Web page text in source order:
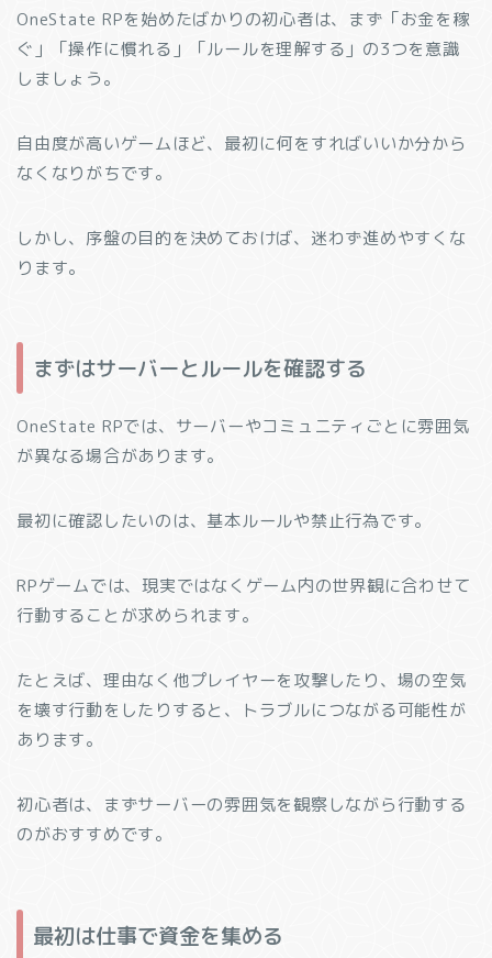
OneState RPを始めたばかりの初心者は、まず「お金を稼
ぐ」「操作に慣れる」「ルールを理解する」の3つを意識
しましょう。
自由度が高いゲームほど、最初に何をすればいいか分から
なくなりがちです。
しかし、序盤の目的を決めておけば、迷わず進めやすくな
ります。
まずはサーバーとルールを確認する
OneState RPでは、サーバーやコミュニティごとに雰囲気
が異なる場合があります。
最初に確認したいのは、基本ルールや禁止行為です。
RPゲームでは、現実ではなくゲーム内の世界観に合わせて
行動することが求められます。
たとえば、理由なく他プレイヤーを攻撃したり、場の空気
を壊す行動をしたりすると、トラブルにつながる可能性が
あります。
初心者は、まずサーバーの雰囲気を観察しながら行動する
のがおすすめです。
最初は仕事で資金を集める